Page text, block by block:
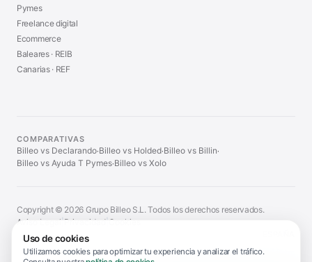
Uso de cookies
Utilizamos cookies para optimizar tu experiencia y analizar el tráfico.
Pymes
Freelance digital
Ecommerce
Baleares · REIB
Canarias · REF
COMPARATIVAS
Billeo vs Declarando·Billeo vs Holded·Billeo vs Billin·
Billeo vs Ayuda T Pymes·Billeo vs Xolo
Copyright © 2026 Grupo Billeo S.L. Todos los derechos reservados.
Aviso Legal|Privacidad| Cookies